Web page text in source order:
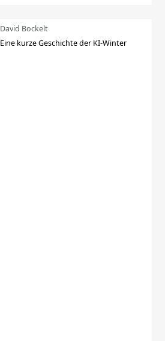
David Bockelt
Eine kurze Geschichte der KI-Winter